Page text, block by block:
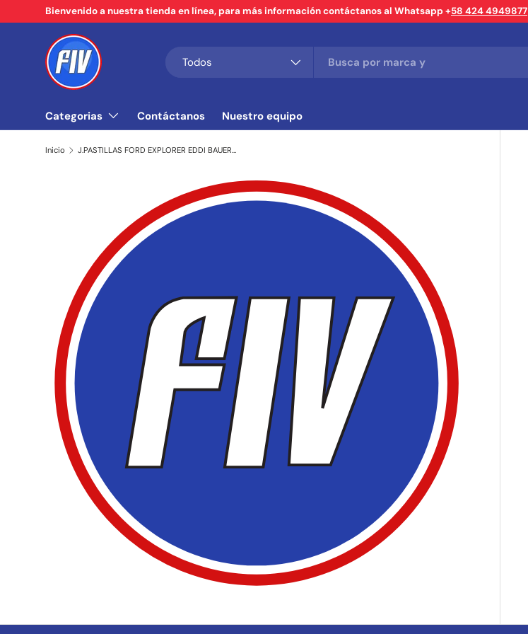
Ir al contenido
Bienvenido a nuestra tienda en línea, para más información contáctanos al Whatsapp +58 424 4949877
Todos
Categorias Contáctanos Nuestro equipo
Inicio J.PASTILLAS FORD EXPLORER EDDI BAUER 00/10 DEL (TOPONE CERAMICA)